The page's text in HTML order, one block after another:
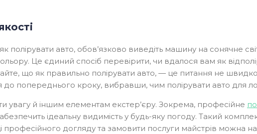
полірувати авто, обов’язково виведіть машину на сонячне
Це єдиний спосіб перевірити, чи вдалося вам як
що як правильно полірувати авто, — це питання не
до попереднього кроку, вибравши, чим полірувати авто для
увагу й іншим елементам екстер’єру. Зокрема, професійне
ідеальну видимість у будь-яку погоду. Такий
професійного догляду та замовити послуги майстрів можна на